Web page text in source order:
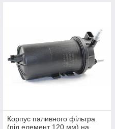
Корпус паливного фільтра
(під елемент 120 мм) на